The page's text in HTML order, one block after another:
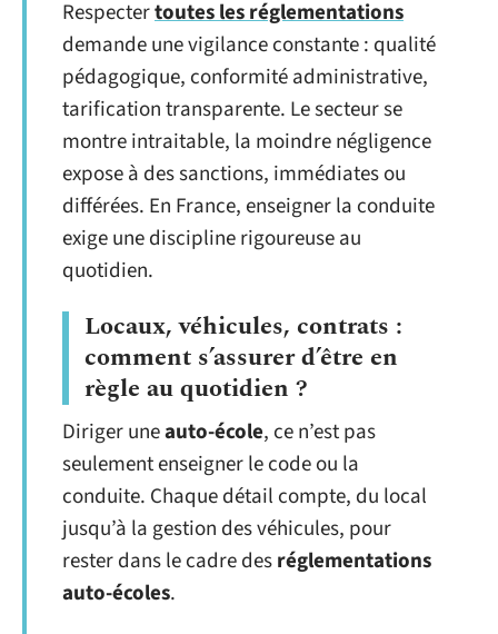
Respectertoutes les réglementations
demande une vigilance constante : qualité
pédagogique, conformité administrative,
tarification transparente. Le secteur se
montre intraitable, la moindre négligence
expose à des sanctions, immédiates ou
différées. En France, enseigner la conduite
exige une discipline rigoureuse au
quotidien.
Locaux, véhicules, contrats :
comment s’assurer d’être en
règle au quotidien ?
Diriger uneauto-école, ce n’est pas
seulement enseigner le code ou la
conduite. Chaque détail compte, du local
jusqu’à la gestion des véhicules, pour
rester dans le cadre desréglementations
auto-écoles.